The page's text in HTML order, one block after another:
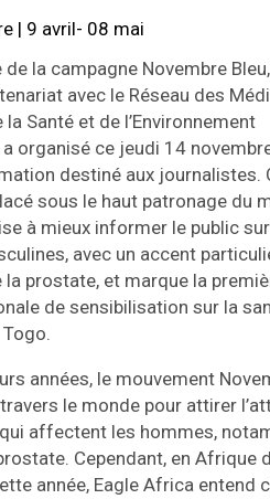
de la campagne Novembre
avec le Réseau des
Santé et de l’Environnement
a organisé ce jeudi 14
destiné aux journalistes.
sous le haut patronage du
à mieux informer le public
avec un accent
prostate, et marque la
de sensibilisation sur la
années, le mouvement
le monde pour attirer
affectent les hommes,
Cependant, en Afrique
année, Eagle Africa entend